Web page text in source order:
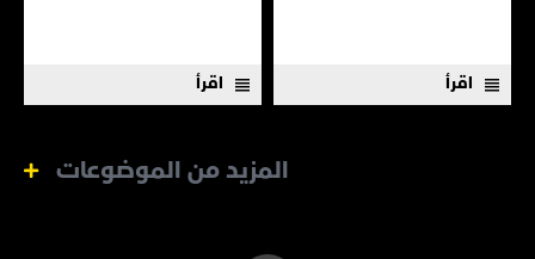
اقرأ اقرأ
المزيد من الموضوعات